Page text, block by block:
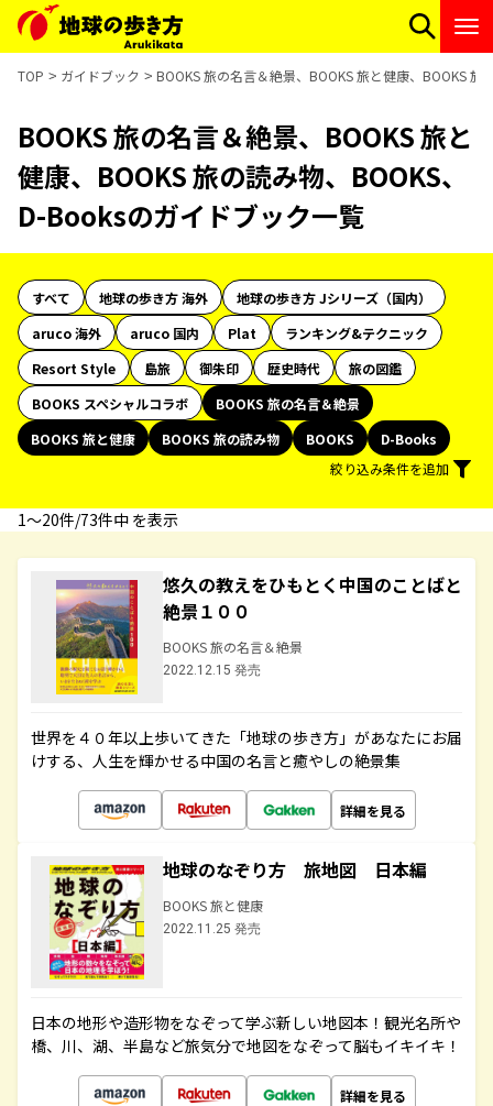
TOP ガイドブック BOOKS 旅の名言＆絶景、BOOKS 旅と健康、BOOKS
BOOKS 旅の名言＆絶景、BOOKS 旅と
健康、BOOKS 旅の読み物、BOOKS、
D-Booksのガイドブック一覧
すべて 地球の歩き方 海外
地球の歩き方 Jシリーズ（国内）
aruco 海外
aruco 国内 Plat
ランキング&テクニック
Resort Style
島旅 御朱印 歴史時代
旅の図鑑
BOOKS スペシャルコラボ
BOOKS 旅の名言＆絶景
BOOKS 旅と健康
BOOKS 旅の読み物 BOOKS
D-Books
絞り込み条件を追加
1〜20件/73件中 を表示
悠久の教えをひもとく中国のことばと
絶景１００
BOOKS 旅の名言＆絶景
2022.12.15 発売
世界を４０年以上歩いてきた「地球の歩き方」があなたにお届
けする、人生を輝かせる中国の名言と癒やしの絶景集
詳細を見る
地球のなぞり方 旅地図 日本編
BOOKS 旅と健康
2022.11.25 発売
日本の地形や造形物をなぞって学ぶ新しい地図本！観光名所や
橋、川、湖、半島など旅気分で地図をなぞって脳もイキイキ！
詳細を見る